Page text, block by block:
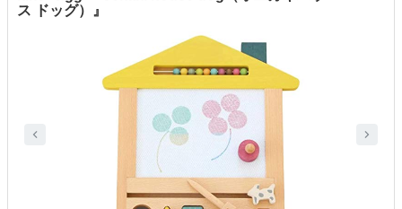
ス ドッグ）』